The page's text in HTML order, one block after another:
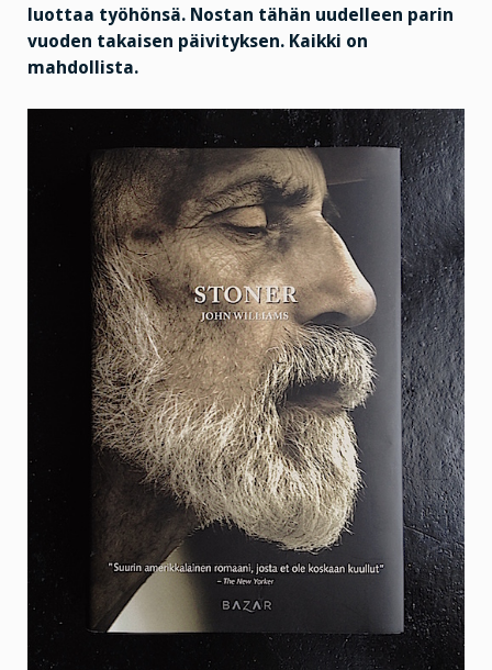
luottaa työhönsä. Nostan tähän uudelleen parin
vuoden takaisen päivityksen. Kaikki on
mahdollista.